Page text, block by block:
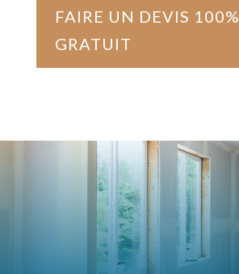
FAIRE UN DEVIS 100%
GRATUIT